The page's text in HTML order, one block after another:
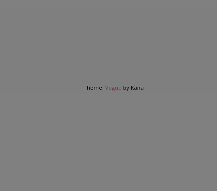
Theme: Vogue by Kaira